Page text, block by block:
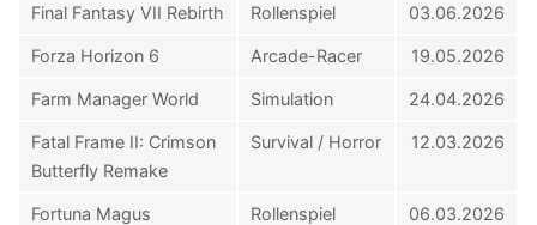
Final Fantasy VII Rebirth Rollenspiel 03.06.2026
Forza Horizon 6 Arcade-Racer 19.05.2026
Farm Manager World Simulation 24.04.2026
Fatal Frame II: Crimson
Butterfly Remake
Survival / Horror 12.03.2026
Fortuna Magus Rollenspiel 06.03.2026